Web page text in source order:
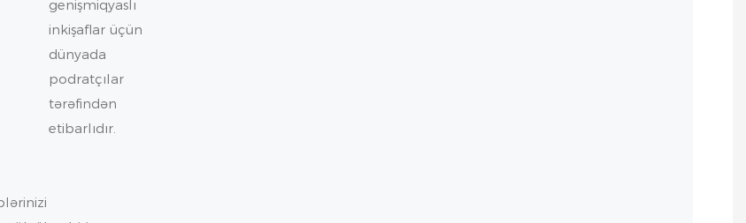
genişmiqyaslı
inkişaflar üçün
dünyada
podratçılar
tərəfindən
etibarlıdır.